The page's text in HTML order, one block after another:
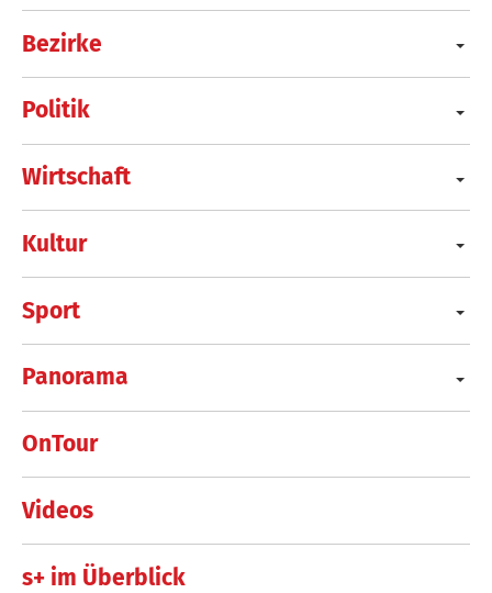
Bezirke
Politik
Wirtschaft
Kultur
Sport
Panorama
OnTour
Videos
s+ im Überblick